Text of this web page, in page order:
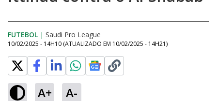
FUTEBOL | Saudi Pro League
10/02/2025 - 14H10 (ATUALIZADO EM 10/02/2025 - 14H21)
A+ A-